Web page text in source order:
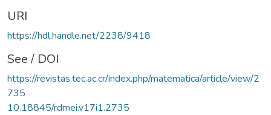
URI
https://hdl.handle.net/2238/9418
See / DOI
https://revistas.tec.ac.cr/index.php/matematica/article/view/2
735
10.18845/rdmei.v17i1.2735